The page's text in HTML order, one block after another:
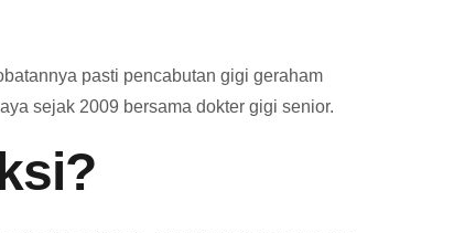
pasti pencabutan gigi geraham
sejak 2009 bersama dokter gigi senior.